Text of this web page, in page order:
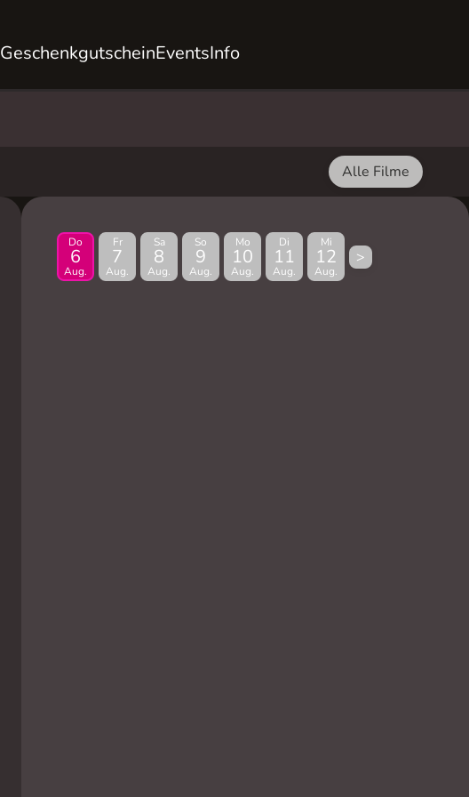
GeschenkgutscheinEventsInfo
Alle Filme
Do
6
Aug.
Fr
7
Aug.
Sa
8
Aug.
So
9
Aug.
Mo
10
Aug.
Di
11
Aug.
Mi
12
Aug.
>